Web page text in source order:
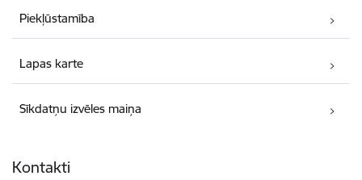
Piekļūstamība
Lapas karte
Sīkdatņu izvēles maiņa
Kontakti